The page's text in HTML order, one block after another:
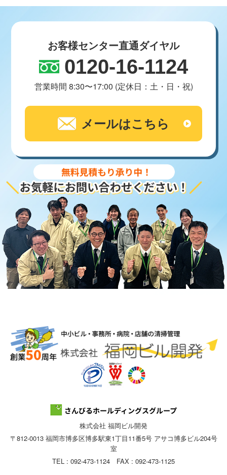
お客様センター直通ダイヤル
0120-16-1124
営業時間 8:30〜17:00 (定休日：土・日・祝)
メールはこちら
株式会社 福岡ビル開発
〒812-0013 福岡市博多区博多駅東1丁目11番5号 アサコ博多ビル204号
室
TEL : 092-473-1124 FAX : 092-473-1125